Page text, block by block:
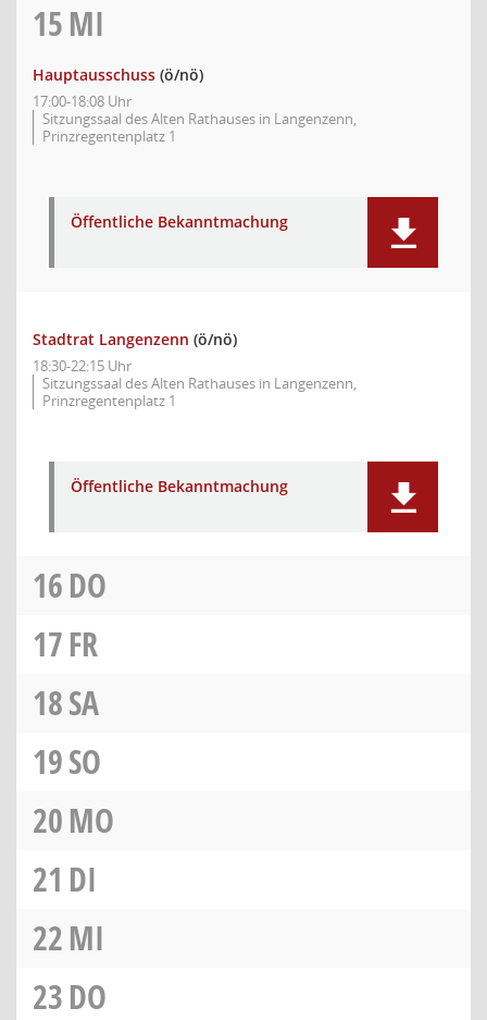
15MI
Hauptausschuss (ö/nö)
17:00-18:08 Uhr
Sitzungssaal des Alten Rathauses in Langenzenn,
Prinzregentenplatz 1
Öffentliche Bekanntmachung
Stadtrat Langenzenn (ö/nö)
18:30-22:15 Uhr
Sitzungssaal des Alten Rathauses in Langenzenn,
Prinzregentenplatz 1
Öffentliche Bekanntmachung
16DO
17FR
18SA
19SO
20MO
21 DI
22MI
23DO